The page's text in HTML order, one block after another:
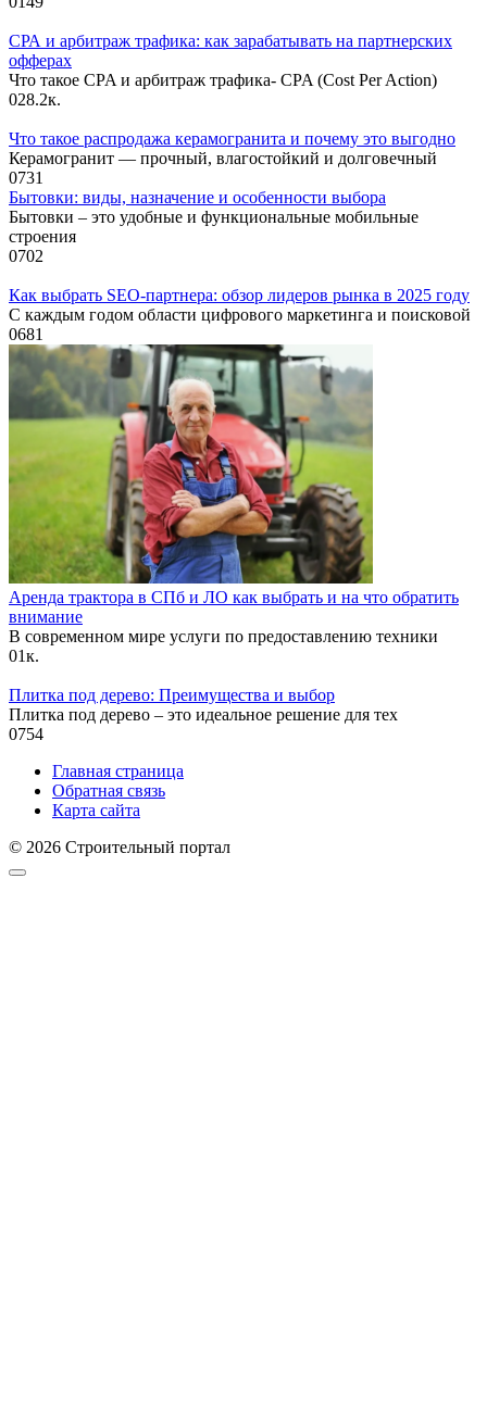
СРА и арбитраж трафика: как зарабатывать на партнерских
офферах
Что такое CPA и арбитраж трафика- CPA (Cost Per Action)
028.2к.
Что такое распродажа керамогранита и почему это выгодно
Керамогранит — прочный, влагостойкий и долговечный
0731
Бытовки: виды, назначение и особенности выбора
Бытовки – это удобные и функциональные мобильные
строения
0702
Как выбрать SEO-партнера: обзор лидеров рынка в 2025 году
С каждым годом области цифрового маркетинга и поисковой
0681
Аренда трактора в СПб и ЛО как выбрать и на что обратить
внимание
В современном мире услуги по предоставлению техники
01к.
Плитка под дерево: Преимущества и выбор
Плитка под дерево – это идеальное решение для тех
0754
Главная страница
Обратная связь
Карта сайта
© 2026 Строительный портал